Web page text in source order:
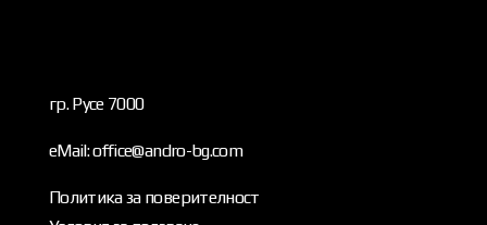
гр. Русе 7000
eMail: office@andro-bg.com
Политика за поверителност